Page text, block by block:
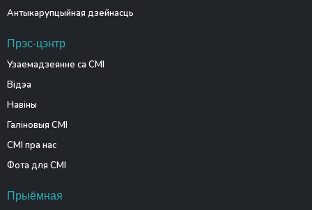
Антыкарупцыйная дзейнасць
Прэс-цэнтр
Узаемадзеянне са СМІ
Відэа
Навіны
Галіновыя СМІ
СМІ пра нас
Фота для СМІ
Прыёмная